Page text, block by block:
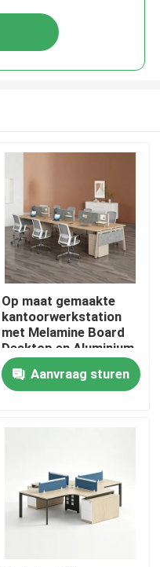
Op maat gemaakte
kantoorwerkstation
met Melamine Board
Desktop en Aluminium
Frame Modulair
kantoormeubel
Aanvraag sturen